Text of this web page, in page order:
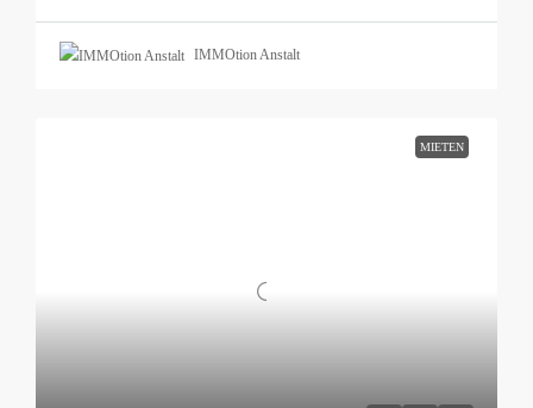
IMMOtion Anstalt
MIETEN